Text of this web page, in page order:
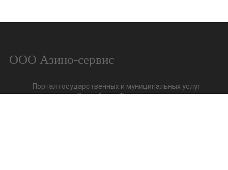
ООО Азино-сервис
Портал государственных и муниципальных услуг
Республики Татрастан